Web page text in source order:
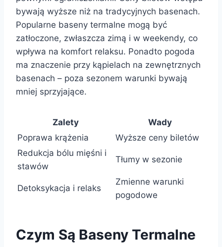
bywają wyższe niż na tradycyjnych basenach.
Popularne baseny termalne mogą być
zatłoczone, zwłaszcza zimą i w weekendy, co
wpływa na komfort relaksu. Ponadto pogoda
ma znaczenie przy kąpielach na zewnętrznych
basenach – poza sezonem warunki bywają
mniej sprzyjające.
Zalety
Wady
Poprawa krążenia
Wyższe ceny biletów
Redukcja bólu mięśni i
stawów
Tłumy w sezonie
Detoksykacja i relaks
Zmienne warunki
pogodowe
Czym Są Baseny Termalne